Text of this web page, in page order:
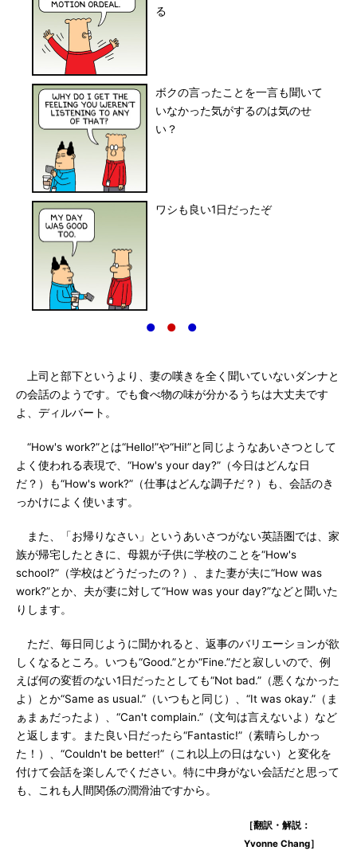
る
ボクの言ったことを一言も聞いて
いなかった気がするのは気のせ
い？
ワシも良い1日だったぞ
● ● ●
上司と部下というより、妻の嘆きを全く聞いていないダンナと
の会話のようです。でも食べ物の味が分かるうちは大丈夫です
よ、ディルバート。
“How's work?”とは“Hello!”や“Hi!”と同じようなあいさつとして
よく使われる表現で、“How's your day?”（今日はどんな日
だ？）も“How's work?”（仕事はどんな調子だ？）も、会話のき
っかけによく使います。
また、「お帰りなさい」というあいさつがない英語圏では、家
族が帰宅したときに、母親が子供に学校のことを“How's
school?”（学校はどうだったの？）、また妻が夫に“How was
work?”とか、夫が妻に対して“How was your day?”などと聞いた
りします。
ただ、毎日同じように聞かれると、返事のバリエーションが欲
しくなるところ。いつも“Good.”とか“Fine.”だと寂しいので、例
えば何の変哲のない1日だったとしても“Not bad.”（悪くなかった
よ）とか“Same as usual.”（いつもと同じ）、“It was okay.”（ま
ぁまぁだったよ）、“Can't complain.”（文句は言えないよ）など
と返します。また良い日だったら“Fantastic!”（素晴らしかっ
た！）、“Couldn't be better!”（これ以上の日はない）と変化を
付けて会話を楽しんでください。特に中身がない会話だと思って
も、これも人間関係の潤滑油ですから。
［翻訳・解説：
Yvonne Chang］